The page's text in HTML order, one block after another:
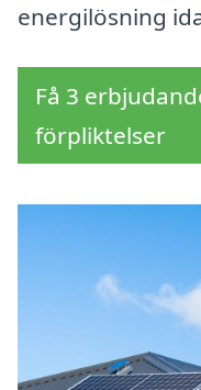
energilösning
Få 3
förpliktelser